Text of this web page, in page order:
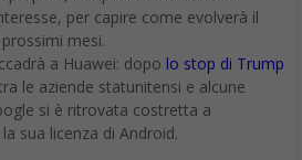
per capire come evolverà il
mesi.
a Huawei: dopo lo stop di Trump
le aziende statunitensi e alcune
si è ritrovata costretta a
sua licenza di Android.